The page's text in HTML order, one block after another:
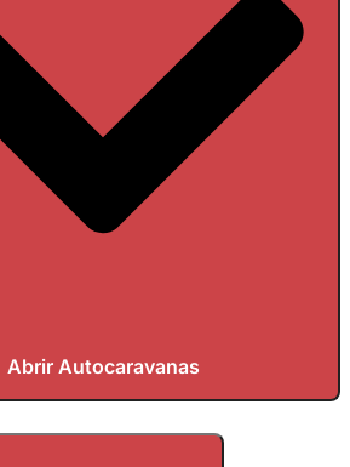
Abrir Autocaravanas